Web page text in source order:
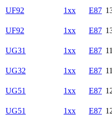
UF92
1xx E87
UF92
1xx E87
UG31
1xx E87
UG32
1xx E87
UG51
1xx E87
UG51
1xx E87